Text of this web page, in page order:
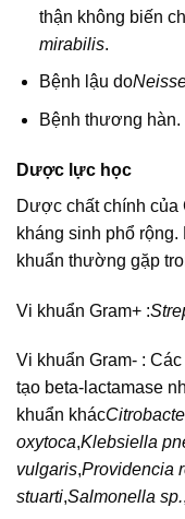
thận không biến
mirabilis.
Bệnh lậu do
Bệnh thương hàn.
Dược lực học
Dược chất chính của
kháng sinh phổ
khuẩn thường gặp
Vi khuẩn Gram+ :
Vi khuẩn Gram- :
tạo beta-lactamase
khuẩn khác
oxytoca,Klebsiella
vulgaris,Providencia
stuarti,Salmonella sp.,